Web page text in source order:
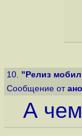
10. "Релиз
Сообщение от
А